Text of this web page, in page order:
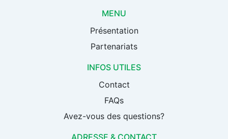
MENU
Présentation
Partenariats
INFOS UTILES
Contact
FAQs
Avez-vous des questions?
ADRESSE & CONTACT